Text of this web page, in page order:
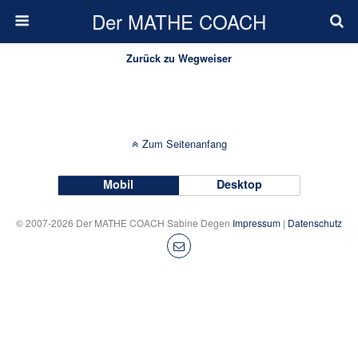
Der MATHE COACH
Zurück zu Wegweiser
Zum Seitenanfang
Mobil Desktop
© 2007-2026 Der MATHE COACH Sabine Degen Impressum | Datenschutz